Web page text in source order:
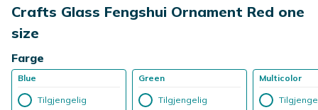
Crafts Glass Fengshui Ornament Red one
size
Farge
Blue
Tilgjengelig
Green
Tilgjengelig
Multicolor